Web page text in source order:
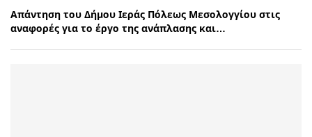
Απάντηση του Δήμου Ιεράς Πόλεως Μεσολογγίου στις
αναφορές για το έργο της ανάπλασης και…